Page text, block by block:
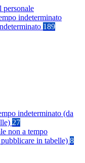
personale
indeterminato
189
indeterminato (da
27
non a tempo
in tabelle) 8